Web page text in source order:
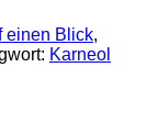
einen Blick,
Karneol